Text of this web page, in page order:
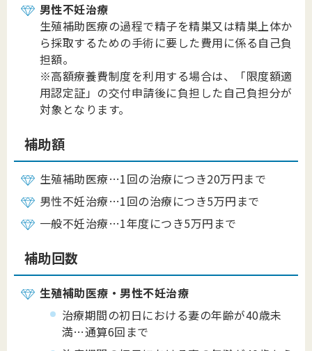
男性不妊治療
生殖補助医療の過程で精子を精巣又は精巣上体か
ら採取するための手術に要した費用に係る自己負
担額。
※高額療養費制度を利用する場合は、「限度額適
用認定証」の交付申請後に負担した自己負担分が
対象となります。
補助額
生殖補助医療…1回の治療につき20万円まで
男性不妊治療…1回の治療につき5万円まで
一般不妊治療…1年度につき5万円まで
補助回数
生殖補助医療・男性不妊治療
治療期間の初日における妻の年齢が40歳未
満…通算6回まで